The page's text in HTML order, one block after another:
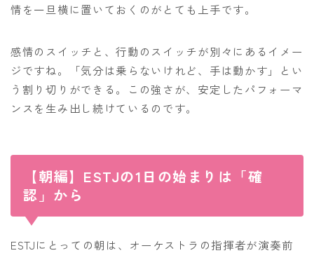
情を一旦横に置いておくのがとても上手です。
感情のスイッチと、行動のスイッチが別々にあるイメー
ジですね。「気分は乗らないけれど、手は動かす」とい
う割り切りができる。この強さが、安定したパフォーマ
ンスを生み出し続けているのです。
【朝編】ESTJの1日の始まりは「確
認」から
ESTJにとっての朝は、オーケストラの指揮者が演奏前